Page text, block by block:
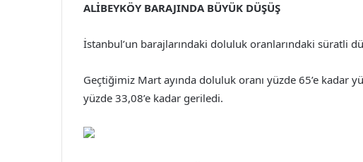
ALİBEYKÖY BARAJINDA BÜYÜK DÜŞÜŞ
İstanbul’un barajlarındaki doluluk oranlarındaki süratli
Geçtiğimiz Mart ayında doluluk oranı yüzde 65’e kadar
yüzde 33,08’e kadar geriledi.